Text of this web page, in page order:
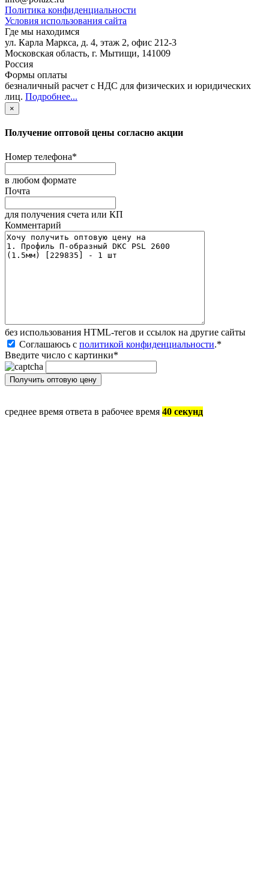
Политика конфиденциальности
Условия использования сайта
Где мы находимся
ул. Карла Маркса, д. 4, этаж 2, офис 212-3
Московская область, г. Мытищи, 141009
Россия
Формы оплаты
безналичный расчет с НДС для физических и юридических
лиц. Подробнее...
×
Получение оптовой цены согласно акции
Номер телефона*
в любом формате
Почта
для получения счета или КП
Комментарий
без иcпользования HTML-тегов и ссылок на другие сайты
Соглашаюсь с политикой конфиденциальности.*
Введите число с картинки*
среднее время ответа в рабочее время 40 секунд